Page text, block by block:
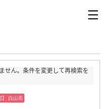
せん。条件を変更して再検索を
】 白山市